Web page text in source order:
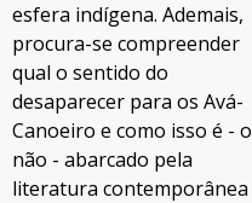
esfera indígena. Ademais,
procura-se compreender
qual o sentido do
desaparecer para os Avá-
Canoeiro e como isso é -
não - abarcado pela
literatura contemporânea